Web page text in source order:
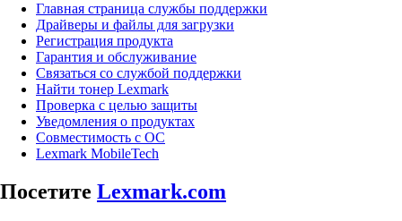
Главная страница службы поддержки
Драйверы и файлы для загрузки
Регистрация продукта
Гарантия и обслуживание
Связаться со службой поддержки
Найти тонер Lexmark
Проверка с целью защиты
Уведомления о продуктах
Совместимость с ОС
Lexmark MobileTech
Посетите Lexmark.com